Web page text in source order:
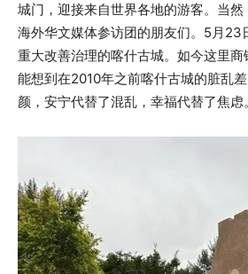
城门，迎接来自世界各地的游客。当
海外华文媒体参访团的朋友们。5月23
重大改善治理的喀什古城。如今这里
能想到在2010年之前喀什古城的脏乱
颜，安宁代替了混乱，幸福代替了焦虑。